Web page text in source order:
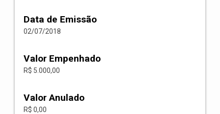
Data de Emissão
02/07/2018
Valor Empenhado
R$ 5.000,00
Valor Anulado
R$ 0,00